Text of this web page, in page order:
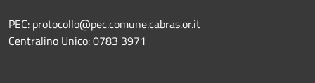
PEC: protocollo@pec.comune.cabras.or.it
Centralino Unico: 0783 3971